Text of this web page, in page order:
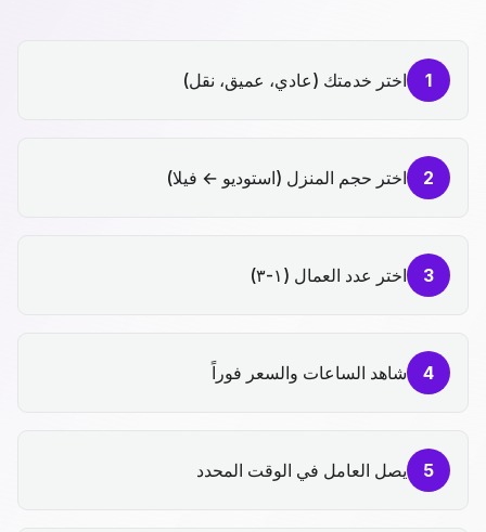
1 اختر خدمتك (عادي، عميق، نقل)
2 اختر حجم المنزل (استوديو ← فيلا)
3 اختر عدد العمال (١-٣)
4 شاهد الساعات والسعر فوراً
5 يصل العامل في الوقت المحدد